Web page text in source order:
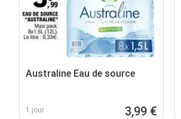
Australine Eau de source
1 jour 3,99 €